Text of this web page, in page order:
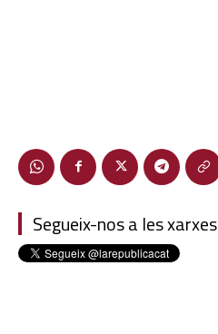
Segueix-nos a les xarxes